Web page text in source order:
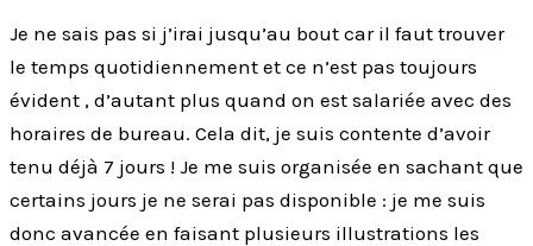
Je ne sais pas si j’irai jusqu’au bout car il faut trouver
le temps quotidiennement et ce n’est pas toujours
évident , d’autant plus quand on est salariée avec des
horaires de bureau. Cela dit, je suis contente d’avoir
tenu déjà 7 jours ! Je me suis organisée en sachant que
certains jours je ne serai pas disponible : je me suis
donc avancée en faisant plusieurs illustrations les